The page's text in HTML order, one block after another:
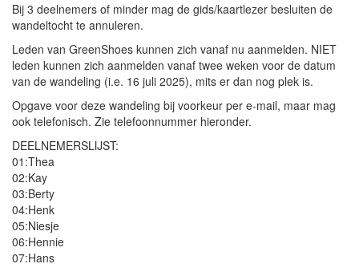
Bij 3 deelnemers of minder mag de gids/kaartlezer besluiten de
wandeltocht te annuleren.
Leden van GreenShoes kunnen zich vanaf nu aanmelden. NIET
leden kunnen zich aanmelden vanaf twee weken voor de datum
van de wandeling (i.e. 16 juli 2025), mits er dan nog plek is.
Opgave voor deze wandeling bij voorkeur per e-mail, maar mag
ook telefonisch. Zie telefoonnummer hieronder.
DEELNEMERSLIJST:
01:Thea
02:Kay
03:Berty
04:Henk
05:Niesje
06:Hennie
07:Hans